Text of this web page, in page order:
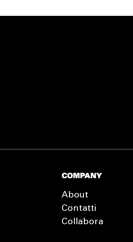
COMPANY
About
Contatti
Collabora